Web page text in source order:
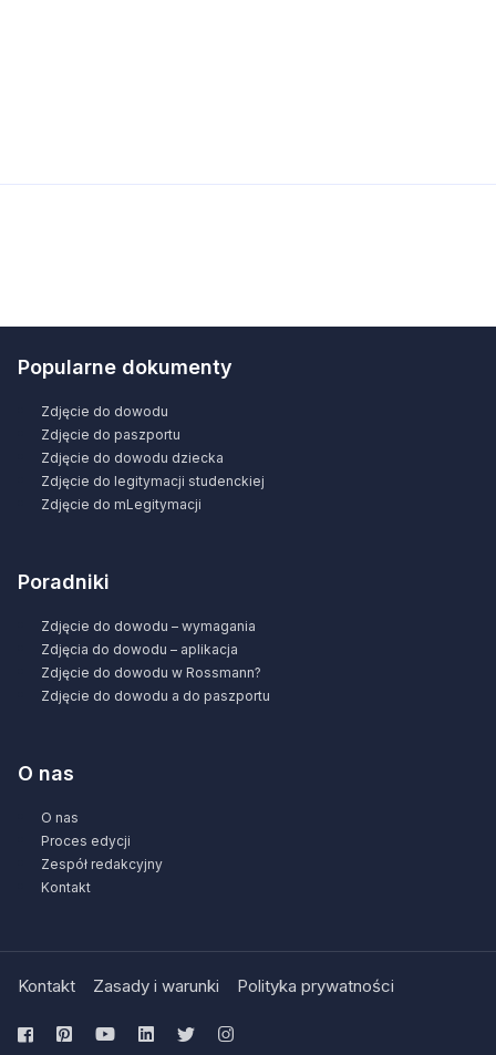
Popularne dokumenty
Zdjęcie do dowodu
Zdjęcie do paszportu
Zdjęcie do dowodu dziecka
Zdjęcie do legitymacji studenckiej
Zdjęcie do mLegitymacji
Poradniki
Zdjęcie do dowodu – wymagania
Zdjęcia do dowodu – aplikacja
Zdjęcie do dowodu w Rossmann?
Zdjęcie do dowodu a do paszportu
O nas
O nas
Proces edycji
Zespół redakcyjny
Kontakt
Kontakt Zasady i warunki Polityka prywatności